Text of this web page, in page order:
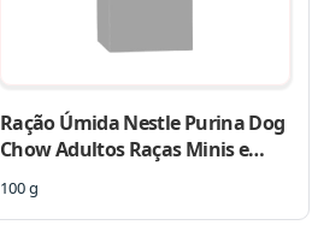
Ração Úmida Nestle Purina Dog
Chow Adultos Raças Minis e
100 g